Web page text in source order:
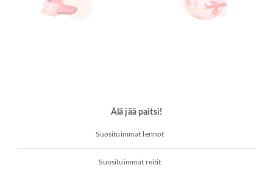
Älä jää paitsi!
Suosituimmat lennot
Suosituimmat reitit